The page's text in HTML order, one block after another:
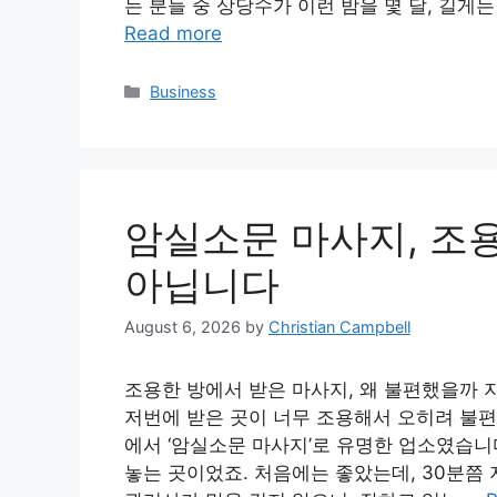
는 분들 중 상당수가 이런 밤을 몇 달, 길게
Read more
Categories
Business
암실소문 마사지, 조
아닙니다
August 6, 2026 by Christian Campbell
조용한 방에서 받은 마사지, 왜 불편했을까
저번에 받은 곳이 너무 조용해서 오히려 불
에서 ‘암실소문 마사지’로 유명한 업소였습
놓는 곳이었죠. 처음에는 좋았는데, 30분쯤